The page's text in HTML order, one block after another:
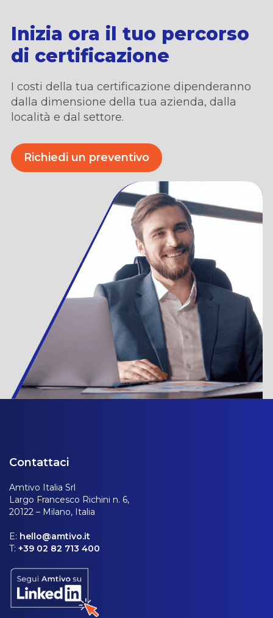
Inizia ora il tuo percorso
di certificazione
I costi della tua certificazione dipenderanno
dalla dimensione della tua azienda, dalla
località e dal settore.
Richiedi un preventivo
Contattaci
Amtivo Italia Srl
Largo Francesco Richini n. 6,
20122 – Milano, Italia
E: hello@amtivo.it
T: +39 02 82 713 400